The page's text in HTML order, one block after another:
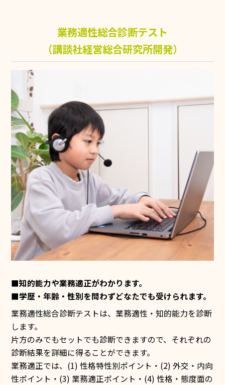
業務適性総合診断テスト
（講談社経営総合研究所開発）
■知的能力や業務適正がわかります。
■学歴・年齢・性別を問わずどなたでも受けられます。
業務適性総合診断テストは、業務適性・知的能力を診断
します。
片方のみでもセットでも診断できますので、それぞれの
診断結果を詳細に得ることができます。
業務適正では、(1) 性格特性別ポイント・(2) 外交・内向
性ポイント・(3) 業務適正ポイント・(4) 性格・態度面の